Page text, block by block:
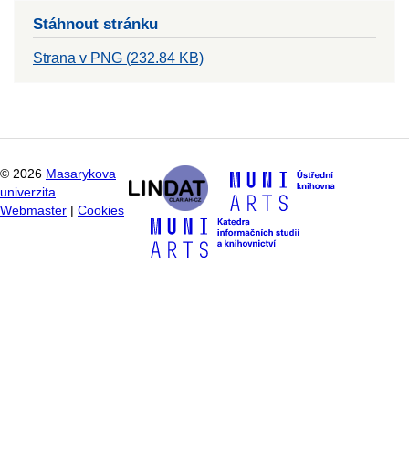
Stáhnout stránku
Strana v PNG (232.84 KB)
© 2026 Masarykova
univerzita
Webmaster
Cookies